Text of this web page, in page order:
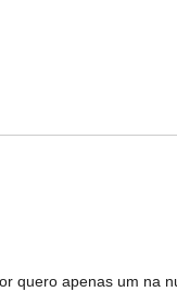
quero apenas um na